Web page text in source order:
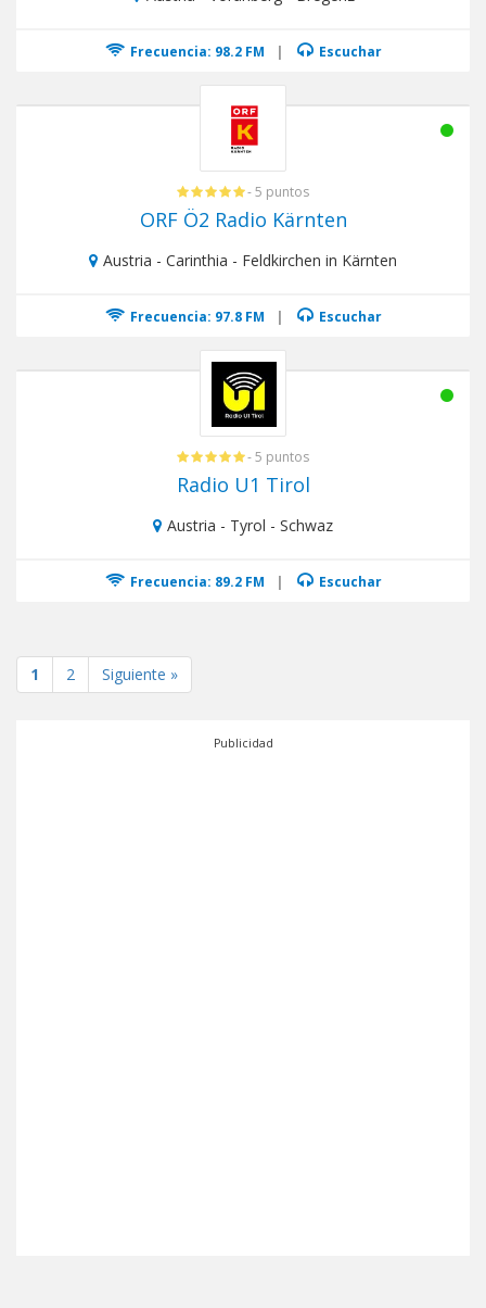
Frecuencia: 98.2 FM | Escuchar
- 5 puntos
ORF Ö2 Radio Kärnten
Austria - Carinthia - Feldkirchen in Kärnten
Frecuencia: 97.8 FM | Escuchar
- 5 puntos
Radio U1 Tirol
Austria - Tyrol - Schwaz
Frecuencia: 89.2 FM | Escuchar
1 2 Siguiente »
Publicidad